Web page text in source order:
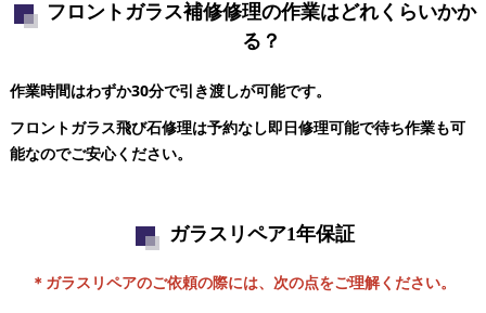
フロントガラス補修修理の作業はどれくらいかか
る？
作業時間はわずか30分で引き渡しが可能です。
フロントガラス飛び石修理は予約なし即日修理可能で待ち作業も可
能なのでご安心ください。
ガラスリペア1年保証
＊ガラスリペアのご依頼の際には、次の点をご理解ください。